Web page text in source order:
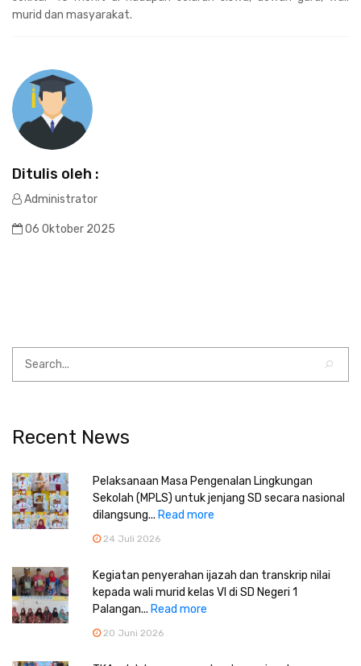
murid dan masyarakat.
Ditulis oleh :
Administrator
06 Oktober 2025
Recent News
Pelaksanaan Masa Pengenalan Lingkungan
Sekolah (MPLS) untuk jenjang SD secara nasional
dilangsung... Read more
24 Juli 2026
Kegiatan penyerahan ijazah dan transkrip nilai
kepada wali murid kelas VI di SD Negeri 1
Palangan... Read more
20 Juni 2026